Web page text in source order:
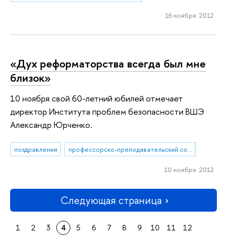
16 ноября 2012
«Дух реформаторства всегда был мне
близок»
10 ноября свой 60-летний юбилей отмечает
директор Института проблем безопасности ВШЭ
Александр Юрченко.
поздравления профессорско-преподавательский состав
10 ноября 2012
Следующая страница
1 2 3 4 5 6 7 8 9 10 11
12